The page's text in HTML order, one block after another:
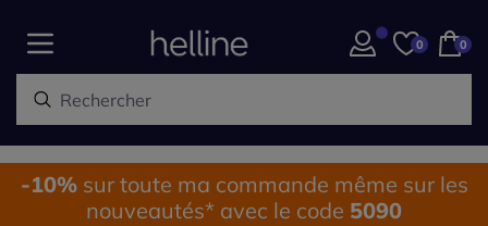
0 0
-10%sur toute ma commande même sur les
nouveautés* avec le code 5090